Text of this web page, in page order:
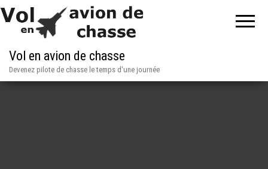
Vol en avion de chasse
Devenez pilote de chasse le temps d'une journée